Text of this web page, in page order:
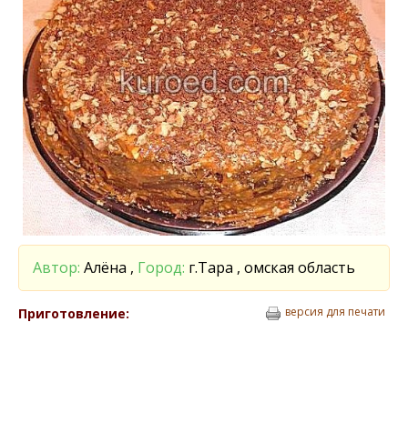
Автор: Алёна , Город: г.Тара , омская область
Приготовление: версия для печати